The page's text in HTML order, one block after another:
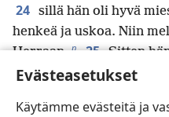
Evästeasetukset
Käytämme evästeitä ja
24 sillä hän oli hyvä
henkeä ja uskoa. Niin
Herraan. p 25 Sitten
Saulia
26 ja
paikallisen seurakunnan